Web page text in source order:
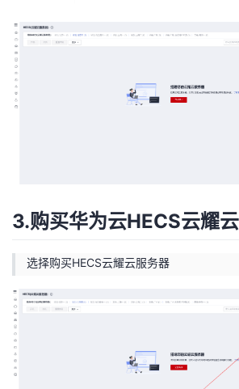
3.购买华为云HECS云耀
选择购买HECS云耀云服务器